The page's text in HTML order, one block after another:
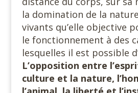
la domination de la
vivants qu’elle objective
le fonctionnement à des
lesquelles il est possible
L’opposition entre
culture et la nature,